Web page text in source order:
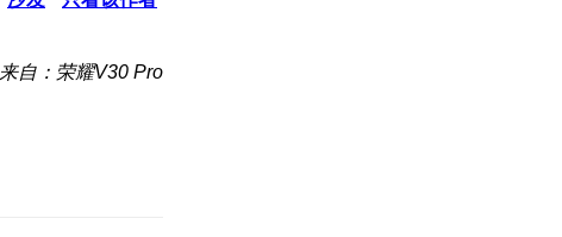
来自：荣耀V30 Pro